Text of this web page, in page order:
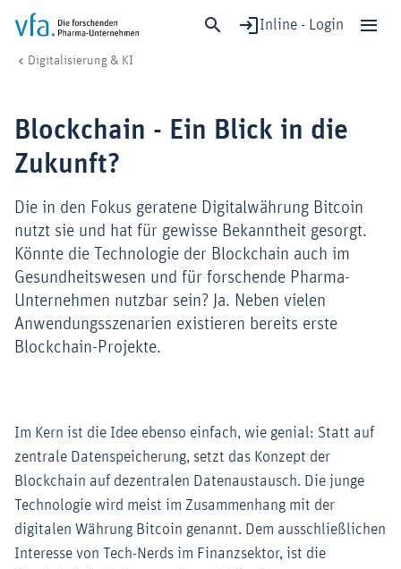
Inline - Login
Forschung & Entwicklung
Wirtschaft & Standort
Verband & Mitglieder
Mitglied werden!
Medien
Digitalisierung & KI
Blockchain - Ein Blick in die
Zukunft?
Die in den Fokus geratene Digitalwährung Bitcoin
nutzt sie und hat für gewisse Bekanntheit gesorgt.
Könnte die Technologie der Blockchain auch im
Gesundheitswesen und für forschende Pharma-
Unternehmen nutzbar sein? Ja. Neben vielen
Anwendungsszenarien existieren bereits erste
Blockchain-Projekte.
Im Kern ist die Idee ebenso einfach, wie genial: Statt auf
zentrale Datenspeicherung, setzt das Konzept der
Blockchain auf dezentralen Datenaustausch. Die junge
Technologie wird meist im Zusammenhang mit der
digitalen Währung Bitcoin genannt. Dem ausschließlichen
Interesse von Tech-Nerds im Finanzsektor, ist die